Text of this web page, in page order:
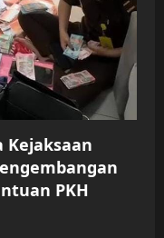
Kejaksaan
PKH